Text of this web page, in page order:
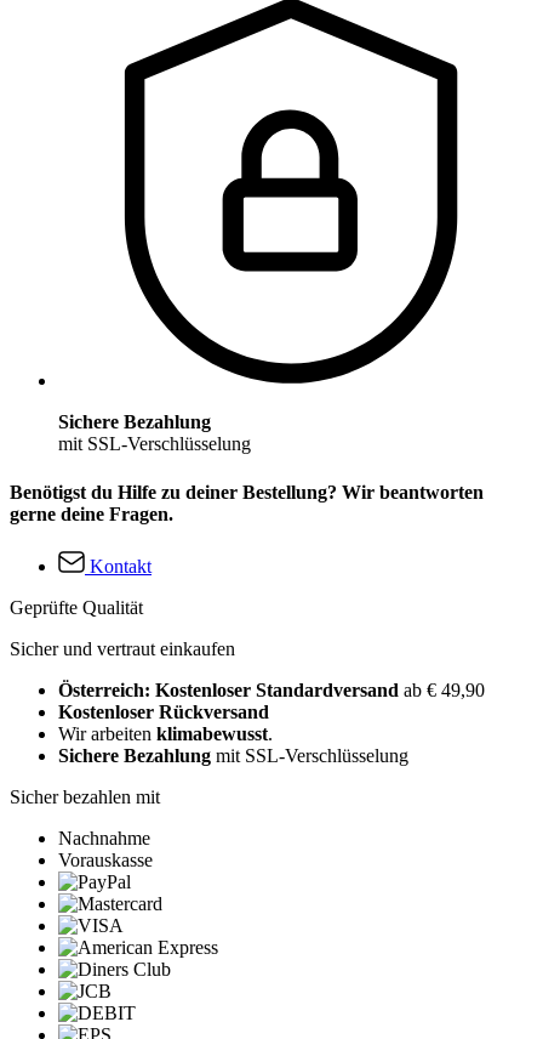
Sichere Bezahlung
mit SSL-Verschlüsselung
Benötigst du Hilfe zu deiner Bestellung? Wir beantworten
gerne deine Fragen.
Kontakt
Geprüfte Qualität
Sicher und vertraut einkaufen
Österreich: Kostenloser Standardversand ab € 49,90
Kostenloser Rückversand
Wir arbeiten klimabewusst.
Sichere Bezahlung mit SSL-Verschlüsselung
Sicher bezahlen mit
Nachnahme
Vorauskasse